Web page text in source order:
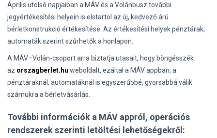
Április utolsó napjaiban a MÁV és a Volánbusz további
jegyértékesítési helyein is elstartol az új, kedvező árú
bérletkonstrukció értékesítése. Az értékesítési helyek pénztárak,
automaták szerint szűrhetők a honlapon.
A MÁV–Volán-csoport arra biztatja utasait, hogy böngésszék
az orszagberlet.hu weboldalt, ezáltal a MÁV appban, a
pénztáraknál, automatáknál is egyszerűbbé, gyorsabbá válik
számukra a bérletvásárlás.
További információk a MÁV appról, operációs
rendszerek szerinti letöltési lehetőségekről: